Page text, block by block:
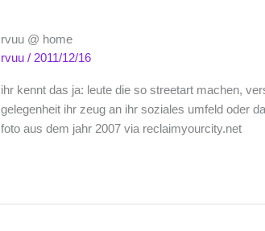
rvuu @ home
rvuu/2011/12/16
ihr kennt das ja: leute die so streetart machen,
gelegenheit ihr zeug an ihr soziales umfeld oder
foto aus dem jahr 2007 via reclaimyourcity.net